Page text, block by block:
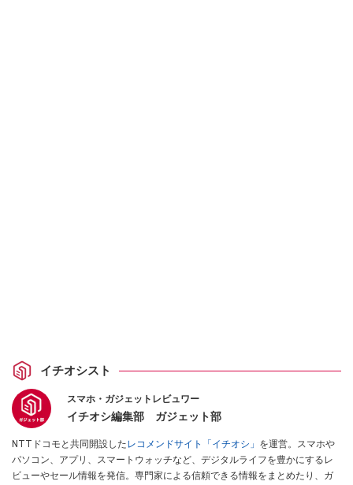
イチオシスト
スマホ・ガジェットレビュワー
イチオシ編集部 ガジェット部
NTTドコモと共同開設したレコメンドサイト「イチオシ」 を運営。スマホや
パソコン、アプリ、スマートウォッチなど、デジタルライフを豊かにするレ
ビューやセール情報を発信。専門家による信頼できる情報をまとめたり、ガ